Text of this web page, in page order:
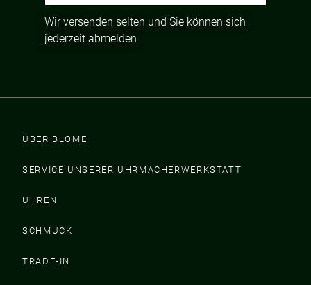
Wir versenden selten und Sie können sich
jederzeit abmelden
ÜBER BLOME
SERVICE UNSERER UHRMACHERWERKSTATT
UHREN
SCHMUCK
TRADE-IN